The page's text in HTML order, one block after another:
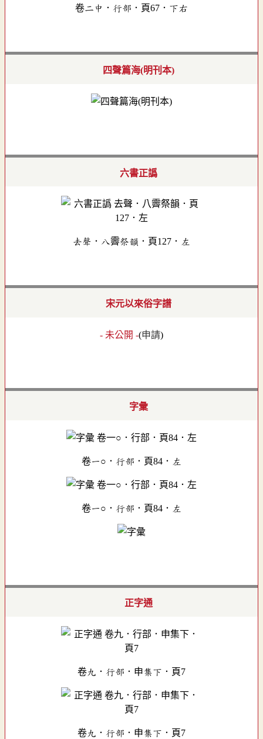
卷二中．行部．頁67．下右
四聲篇海(明刊本)
六書正譌
去聲．八霽祭韻．頁127．左
宋元以來俗字譜
- 未公開 -(申請)
字彙
卷一○．行部．頁84．左
卷一○．行部．頁84．左
正字通
卷九．行部．申集下．頁7
卷九．行部．申集下．頁7